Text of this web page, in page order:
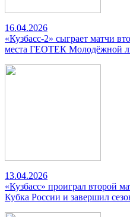
16.04.2026
«Кузбасс-2» сыграет матчи
места ГЕОТЕК Молодёжной
13.04.2026
«Кузбасс» проиграл второй
Кубка России и завершил